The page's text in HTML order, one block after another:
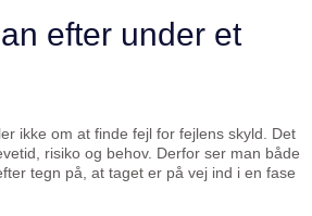
efter under et
ikke om at finde fejl for fejlens skyld. Det
risiko og behov. Derfor ser man både
tegn på, at taget er på vej ind i en fase